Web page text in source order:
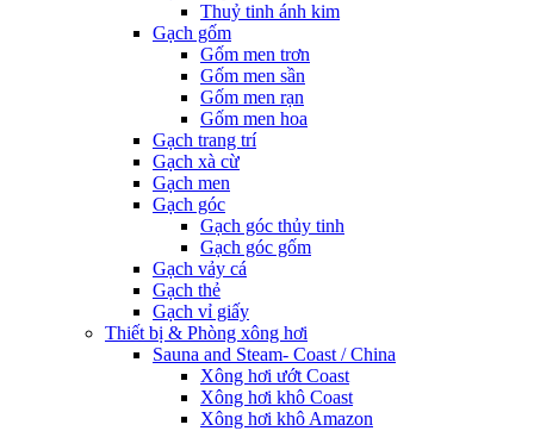
Thuỷ tinh ánh kim
Gạch gốm
Gốm men trơn
Gốm men sần
Gốm men rạn
Gốm men hoa
Gạch trang trí
Gạch xà cừ
Gạch men
Gạch góc
Gạch góc thủy tinh
Gạch góc gốm
Gạch vảy cá
Gạch thẻ
Gạch vỉ giấy
Thiết bị & Phòng xông hơi
Sauna and Steam- Coast / China
Xông hơi ướt Coast
Xông hơi khô Coast
Xông hơi khô Amazon